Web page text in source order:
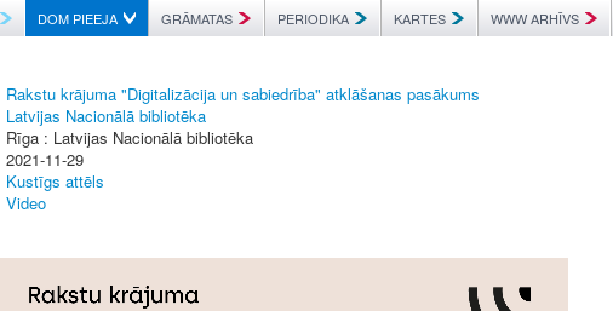
DOM PIEEJA GRĀMATAS PERIODIKA KARTES WWW ARHĪVS
Rakstu krājuma "Digitalizācija un sabiedrība" atklāšanas pasākums
Latvijas Nacionālā bibliotēka
Rīga : Latvijas Nacionālā bibliotēka
2021-11-29
Kustīgs attēls
Video